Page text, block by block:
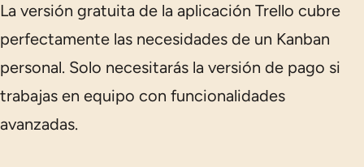
La versión gratuita de la aplicación Trello cubre
perfectamente las necesidades de un Kanban
personal. Solo necesitarás la versión de pago si
trabajas en equipo con funcionalidades
avanzadas.